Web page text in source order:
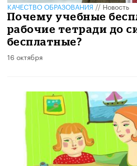
КАЧЕСТВО ОБРАЗОВАНИЯ//Новость
Почему учебные
рабочие тетради до
бесплатные?
16 октября